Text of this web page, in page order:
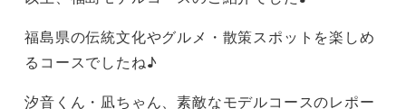
福島県の伝統文化やグルメ・散策スポットを楽しめ
るコースでしたね♪
汐音くん・凪ちゃん、素敵なモデルコースのレポー